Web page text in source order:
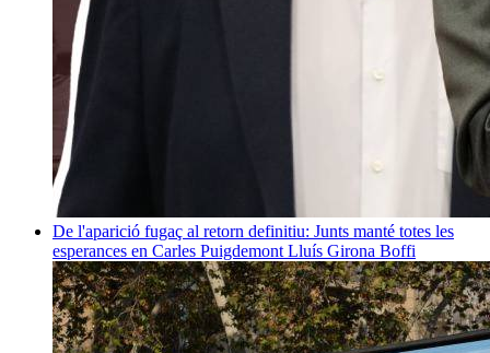
De l'aparició fugaç al retorn definitiu: Junts manté totes les
esperances en Carles Puigdemont Lluís Girona Boffi